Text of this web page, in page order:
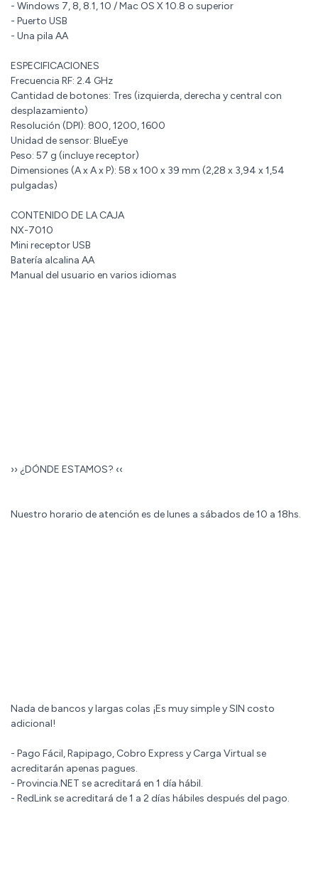
- Windows 7, 8, 8.1, 10 / Mac OS X 10.8 o superior
- Puerto USB
- Una pila AA
ESPECIFICACIONES
Frecuencia RF: 2.4 GHz
Cantidad de botones: Tres (izquierda, derecha y central con
desplazamiento)
Resolución (DPI): 800, 1200, 1600
Unidad de sensor: BlueEye
Peso: 57 g (incluye receptor)
Dimensiones (A x A x P): 58 x 100 x 39 mm (2,28 x 3,94 x 1,54
pulgadas)
CONTENIDO DE LA CAJA
NX-7010
Mini receptor USB
Batería alcalina AA
Manual del usuario en varios idiomas
›› ¿DÓNDE ESTAMOS? ‹‹
Nuestro horario de atención es de lunes a sábados de 10 a 18hs.
Nada de bancos y largas colas ¡Es muy simple y SIN costo
adicional!
- Pago Fácil, Rapipago, Cobro Express y Carga Virtual se
acreditarán apenas pagues.
- Provincia.NET se acreditará en 1 día hábil.
- RedLink se acreditará de 1 a 2 días hábiles después del pago.